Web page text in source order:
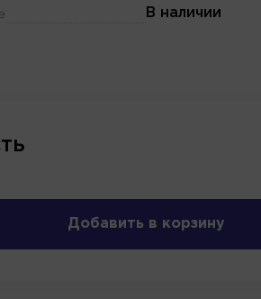
В наличии
Добавить в корзину